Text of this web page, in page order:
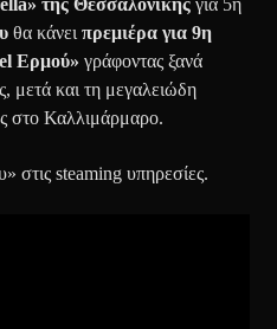
της Θεσσαλονίκης για 5η
θα κάνειπρεμιέρα για 9η
Ερμού» γράφοντας ξανά
μετά και τη μεγαλειώδη
στο Καλλιμάρμαρο.
στις steaming υπηρεσίες.